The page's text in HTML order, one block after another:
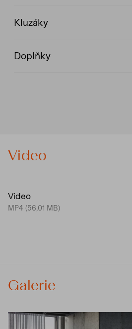
Kluzáky
Doplňky
Video
Video
MP4 (56,01 MB)
Galerie